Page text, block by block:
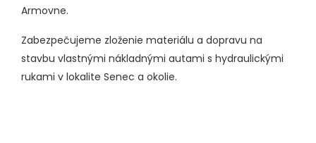
Armovne.
Zabezpečujeme zloženie materiálu a dopravu na
stavbu vlastnými nákladnými autami s hydraulickými
rukami v lokalite Senec a okolie.